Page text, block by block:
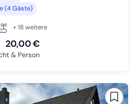
(4 Gäste)
+ 18 weitere
20,00 €
& Person